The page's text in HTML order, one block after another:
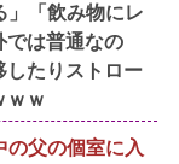
」「飲み物にレ
は普通なの
したりストロー
ｗｗ
の父の個室に入